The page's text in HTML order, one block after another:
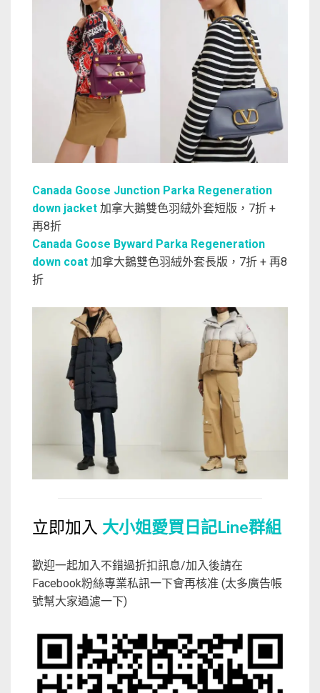
Canada Goose Junction Parka Regeneration
down jacket 加拿大鵝雙色羽絨外套短版，7折 +
再8折
Canada Goose Byward Parka Regeneration
down coat 加拿大鵝雙色羽絨外套長版，7折 + 再8
折
立即加入 大小姐愛買日記Line群組
歡迎一起加入不錯過折扣訊息/加入後請在
Facebook粉絲專業私訊一下會再核准 (太多廣告帳
號幫大家過濾一下)